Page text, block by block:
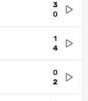
3
0
1
4
0
2